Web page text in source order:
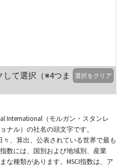
て選択（※4つま
選択をクリア
International（モルガン・スタンレ
ナル）の社名の頭文字です。
々、算出、公表されている世界で最も
数には、国別および地域別、産業
な種類があります。MSCI指数は、ア